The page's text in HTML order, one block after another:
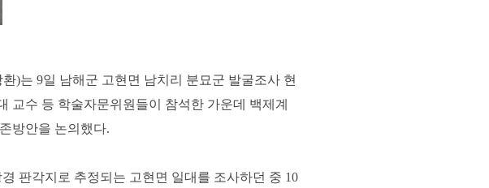
)는 9일 남해군 고현면 남치리 분묘군 발굴조사 현
교수 등 학술자문위원들이 참석한 가운데 백제계
방안을 논의했다.
판각지로 추정되는 고현면 일대를 조사하던 중 10